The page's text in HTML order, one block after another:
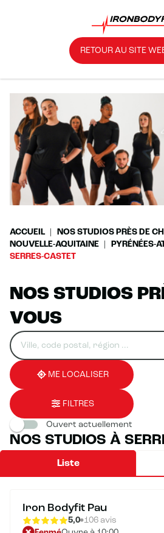
RETOUR AU SITE
ACCUEIL
NOS STUDIOS PRÈS DE
NOUVELLE-AQUITAINE
PYRÉNÉES-
SERRES-CASTET
NOS STUDIOS
VOUS
Rechercher
un
établissement
Veuillez
renseigner
une
adresse
0
résultat(s)
trouvé(s)
ME LOCALISER
FILTRES
Ouvert actuellement
NOS STUDIOS À
Liste
Iron Bodyfit Pau
5,0 106 avis